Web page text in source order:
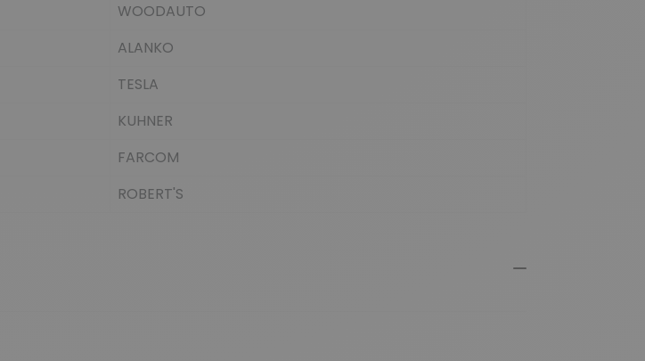
WOODAUTO
ALANKO
TESLA
KUHNER
FARCOM
ROBERT'S